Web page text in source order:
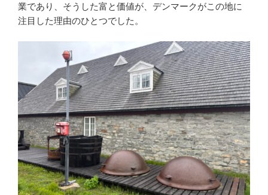
業であり、そうした富と価値が、デンマークがこの地に
注目した理由のひとつでした。